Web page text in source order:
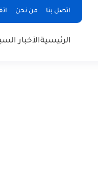
اتصل بنا من نحن
الرئيسيةالأخبار